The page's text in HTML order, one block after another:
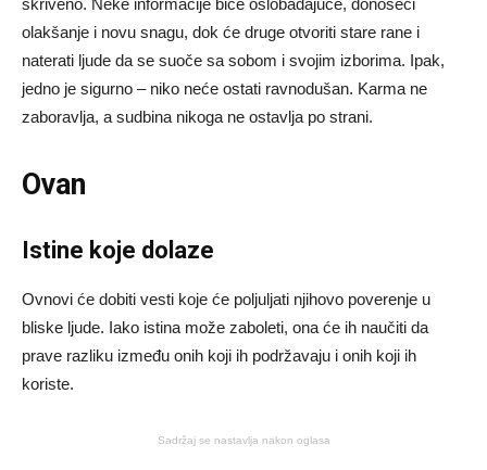
skriveno. Neke informacije biće oslobađajuće, donoseći
olakšanje i novu snagu, dok će druge otvoriti stare rane i
naterati ljude da se suoče sa sobom i svojim izborima. Ipak,
jedno je sigurno – niko neće ostati ravnodušan. Karma ne
zaboravlja, a sudbina nikoga ne ostavlja po strani.
Ovan
Istine koje dolaze
Ovnovi će dobiti vesti koje će poljuljati njihovo poverenje u
bliske ljude. Iako istina može zaboleti, ona će ih naučiti da
prave razliku između onih koji ih podržavaju i onih koji ih
koriste.
Sadržaj se nastavlja nakon oglasa